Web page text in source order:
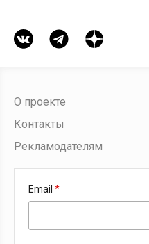
О проекте
Контакты
Рекламодателям
Email